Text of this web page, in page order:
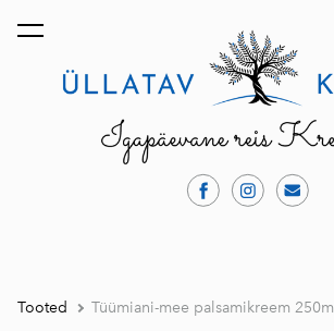
lisati ostukorvi. Vaata ostukorvi
Tooted Tüümiani-mee palsamikreem 250ml